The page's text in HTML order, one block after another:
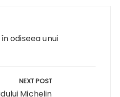
odiseea unui
NEXT POST
Michelin